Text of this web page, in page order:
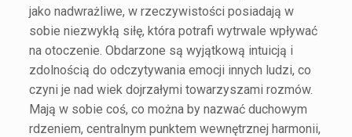
jako nadwrażliwe, w rzeczywistości posiadają w
sobie niezwykłą siłę, która potrafi wytrwale wpływać
na otoczenie. Obdarzone są wyjątkową intuicją i
zdolnością do odczytywania emocji innych ludzi, co
czyni je nad wiek dojrzałymi towarzyszami rozmów.
Mają w sobie coś, co można by nazwać duchowym
rdzeniem, centralnym punktem wewnętrznej harmonii,